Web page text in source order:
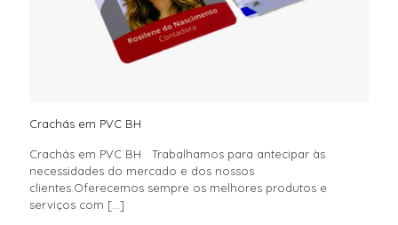
Crachás em PVC BH
Crachás em PVC BH Trabalhamos para antecipar às
necessidades do mercado e dos nossos
clientes.Oferecemos sempre os melhores produtos e
serviços com […]